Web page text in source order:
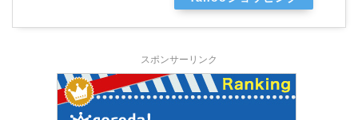
スポンサーリンク